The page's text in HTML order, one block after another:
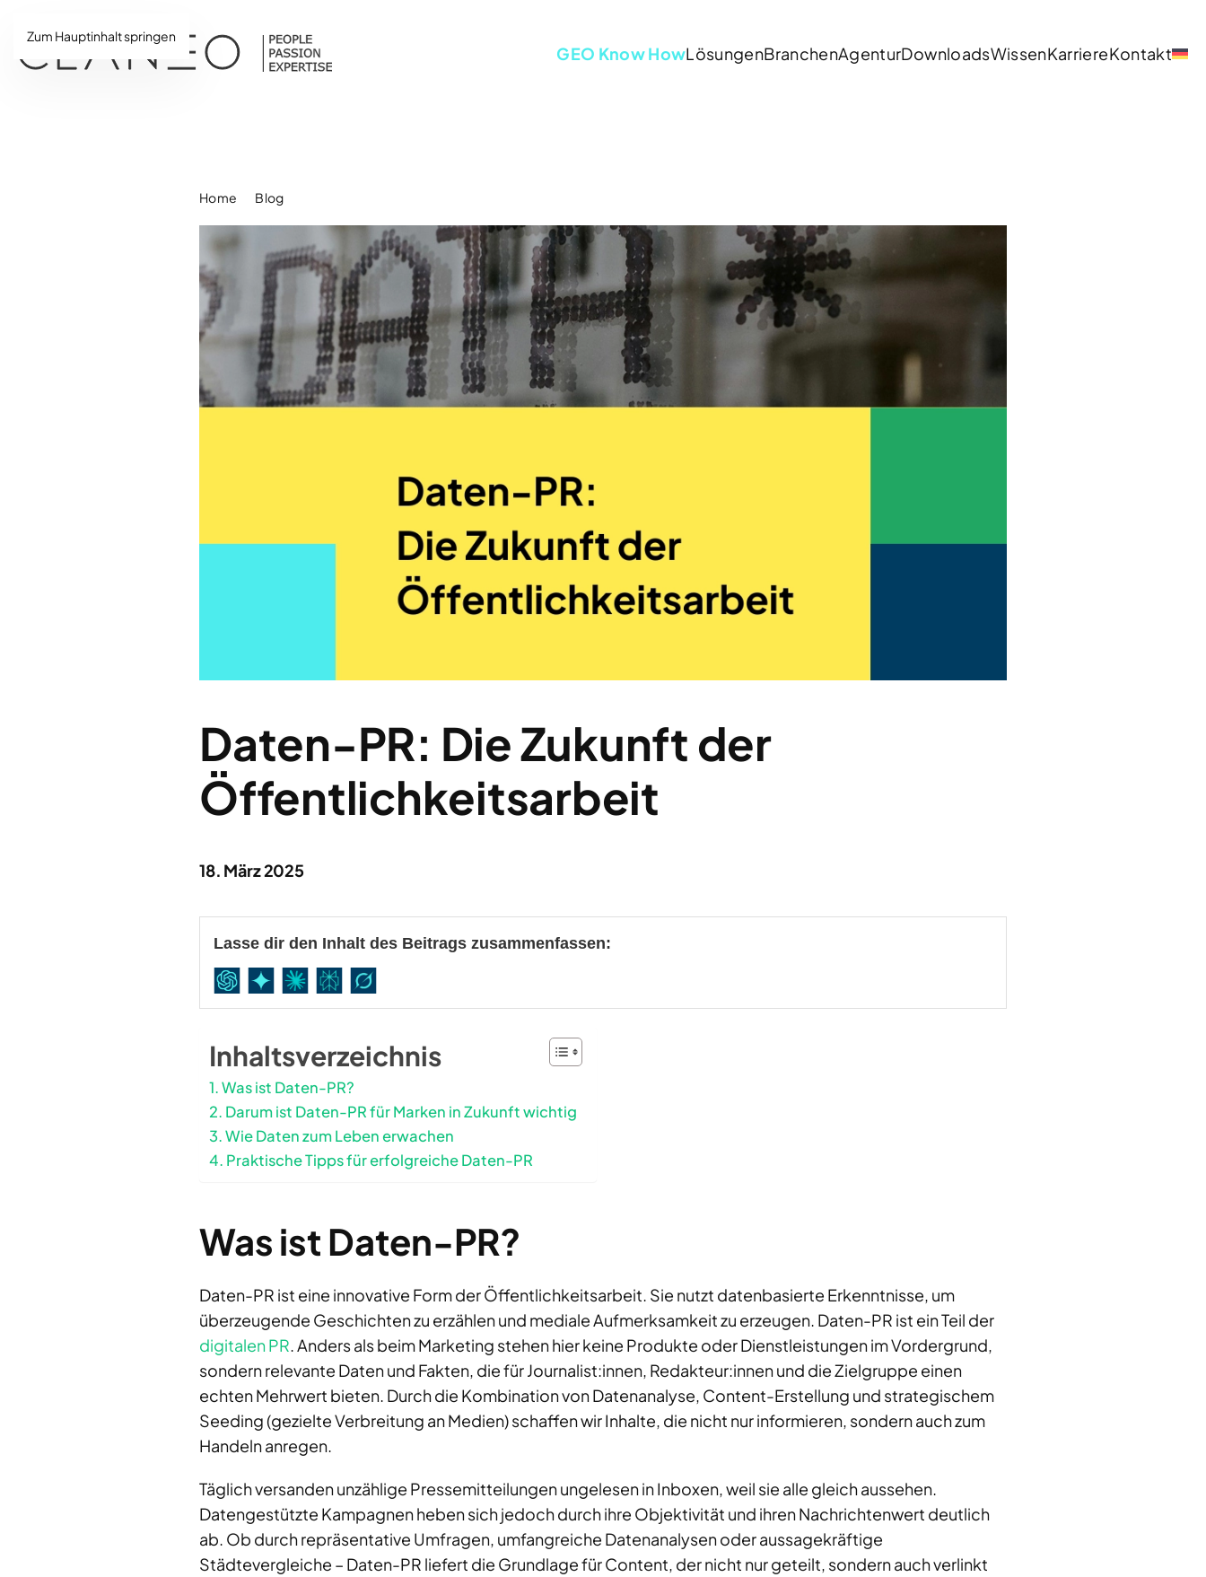
Zum Hauptinhalt springen
GEO Know HowLösungenBranchenAgenturDownloadsWissenKarriereKontakt
Home Blog
Daten-PR: Die Zukunft der
Öffentlichkeitsarbeit
18. März 2025
Lasse dir den Inhalt des Beitrags zusammenfassen:
Inhaltsverzeichnis
Was ist Daten-PR?
Darum ist Daten-PR für Marken in Zukunft wichtig
Wie Daten zum Leben erwachen
Praktische Tipps für erfolgreiche Daten-PR
Was ist Daten-PR?
Daten-PR ist eine innovative Form der Öffentlichkeitsarbeit. Sie nutzt datenbasierte Erkenntnisse, um
überzeugende Geschichten zu erzählen und mediale Aufmerksamkeit zu erzeugen. Daten-PR ist ein Teil der
digitalen PR. Anders als beim Marketing stehen hier keine Produkte oder Dienstleistungen im Vordergrund,
sondern relevante Daten und Fakten, die für Journalist:innen, Redakteur:innen und die Zielgruppe einen
echten Mehrwert bieten. Durch die Kombination von Datenanalyse, Content-Erstellung und strategischem
Seeding (gezielte Verbreitung an Medien) schaffen wir Inhalte, die nicht nur informieren, sondern auch zum
Handeln anregen.
Täglich versanden unzählige Pressemitteilungen ungelesen in Inboxen, weil sie alle gleich aussehen.
Datengestützte Kampagnen heben sich jedoch durch ihre Objektivität und ihren Nachrichtenwert deutlich
ab. Ob durch repräsentative Umfragen, umfangreiche Datenanalysen oder aussagekräftige
Städtevergleiche – Daten-PR liefert die Grundlage für Content, der nicht nur geteilt, sondern auch verlinkt